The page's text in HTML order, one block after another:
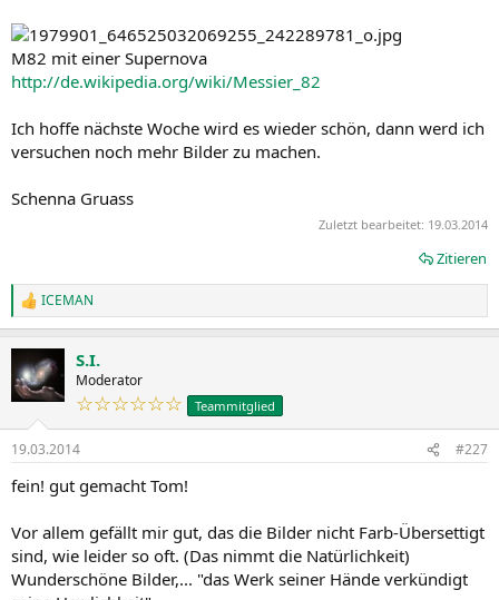
M82 mit einer Supernova
http://de.wikipedia.org/wiki/Messier_82
Ich hoffe nächste Woche wird es wieder schön, dann werd ich
versuchen noch mehr Bilder zu machen.
Schenna Gruass
Zuletzt bearbeitet: 19.03.2014
Zitieren
R
e
k
t
i
n
e
n
:
ICEMAN
S.I.
Moderator
☆☆☆☆☆☆ Teammitglied
19.03.2014 #227
fein! gut gemacht Tom!
Vor allem gefällt mir gut, das die Bilder nicht Farb-Übersettigt
sind, wie leider so oft. (Das nimmt die Natürlichkeit)
Wunderschöne Bilder,... "das Werk seiner Hände verkündigt